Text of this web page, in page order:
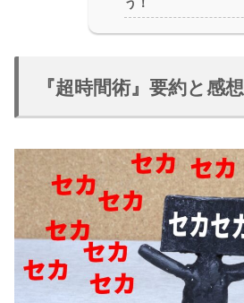
『超時間術』要約と感想